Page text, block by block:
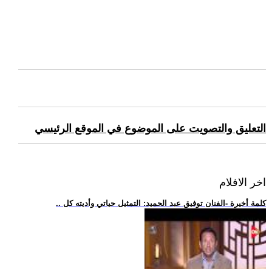
التعليق والتصويت على الموضوع في الموقع الرئيسي
اخر الافلام
.. كلمة أخيرة -الفنان توفيق عبد الحميد: التمثيل حياتي وأديته كل